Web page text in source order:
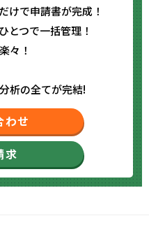
けで申請書が完成！
とつで一括管理！
々！
析の全てが完結!
わせ
求